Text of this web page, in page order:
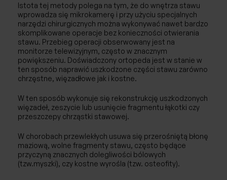
Istota tej metody polega na tym, że do wnętrza stawu
wprowadza się mikrokamerę i przy użyciu specjalnych
narzędzi chirurgicznych można wykonywać nawet bardzo
skomplikowane operacje bez konieczności otwierania
stawu. Przebieg operacji obserwowany jest na
monitorze telewizyjnym, często w znacznym
powiększeniu. Doświadczony ortopeda jest w stanie w
ten sposób naprawić uszkodzone części stawu zarówno
chrzęstne, więzadłowe jak i kostne.
W ten sposób wykonuje się rekonstrukcję uszkodzonych
więzadeł, zeszycie lub usunięcie fragmentu łąkotki czy
przeszczepy chrząstki stawowej.
W chorobach przewlekłych usuwa się przerośniętą błonę
maziową, wolne fragmenty stawu, często będące
przyczyną znacznych dolegliwości bólowych
(tzw.myszki), czy kostne wyrośla (tzw. osteofity).